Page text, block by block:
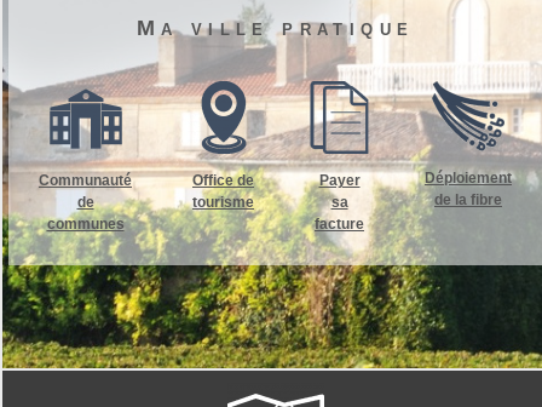
Ma ville pratique
Communauté
de
communes
Office de
tourisme
Payer
sa
facture
Déploiement
de la fibre